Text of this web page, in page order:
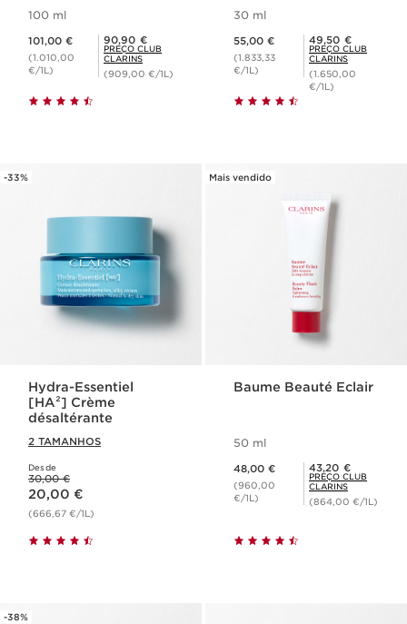
100 ml
101,00 €
(1.010,00
€/1L)
Preço Club Clarins 90,90 €
90,90 €
PREÇO CLUB
CLARINS
(909,00 €/1L)
30 ml
55,00 €
(1.833,33
€/1L)
Preço Club Clarins 49,50 €
49,50 €
PREÇO CLUB
CLARINS
(1.650,00
€/1L)
-33%
Hydra-Essentiel
[HA²] Crème
désaltérante
2 TAMANHOS
Desde
Preço anterior 30,00 €
30,00 €
Preço atual 20,00 €
20,00 €
(666,67 €/1L)
Mais vendido
Baume Beauté Eclair
50 ml
48,00 €
(960,00
€/1L)
Preço Club Clarins 43,20 €
43,20 €
PREÇO CLUB
CLARINS
(864,00 €/1L)
-38%